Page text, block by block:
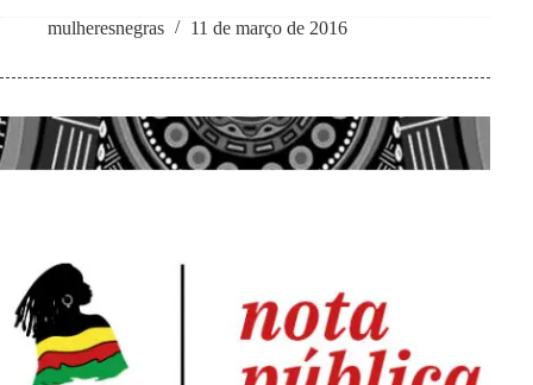
mulheresnegras
11 de março de 2016